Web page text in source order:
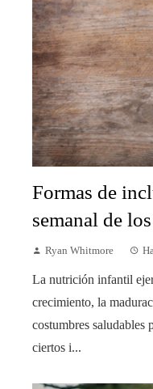
Formas de
semanal de
Ryan Whitmore
La nutrición infantil
crecimiento, la
costumbres saludables
ciertos i...